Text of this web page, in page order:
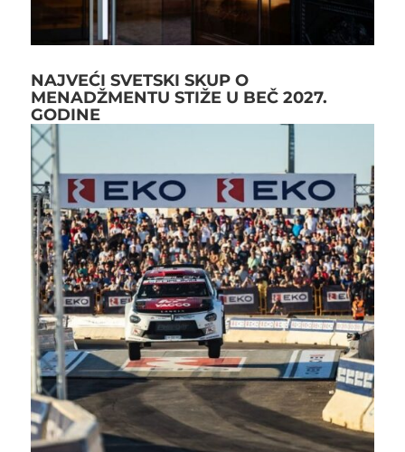
NAJVEĆI SVETSKI SKUP O
MENADŽMENTU STIŽE U BEČ 2027.
GODINE